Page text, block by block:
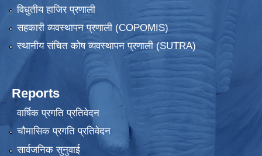
विधुतीय हाजिर प्रणाली
सहकारी व्यवस्थापन प्रणाली (COPOMIS)
स्थानीय संचित कोष व्यवस्थापन प्रणाली (SUTRA)
Reports
वार्षिक प्रगति प्रतिवेदन
चौमासिक प्रगति प्रतिवेदन
सार्वजनिक सुनुवाई